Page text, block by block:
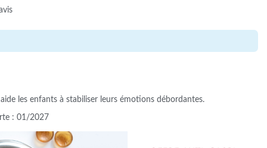
les enfants à stabiliser leurs émotions débordantes.
: 01/2027